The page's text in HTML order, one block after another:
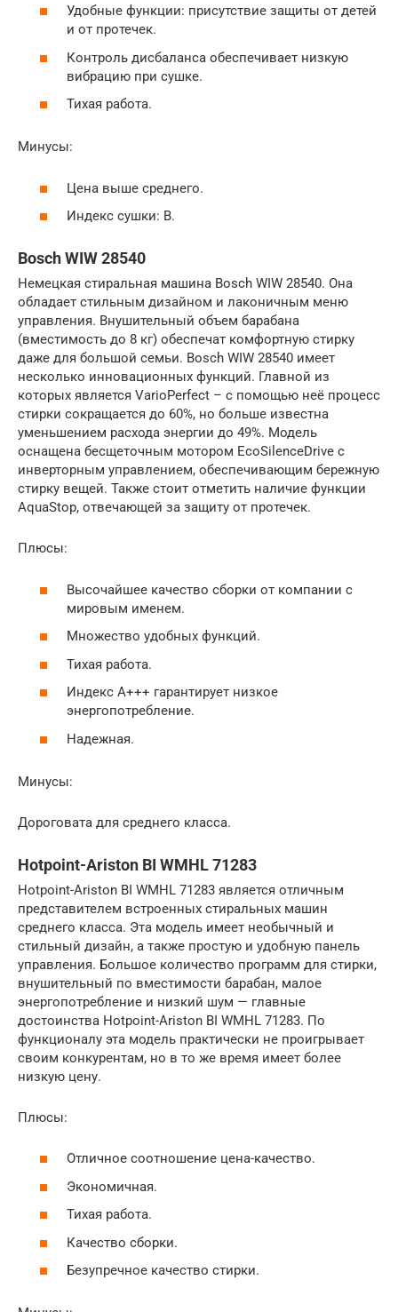
Удобные функции: присутствие защиты от детей
и от протечек.
Контроль дисбаланса обеспечивает низкую
вибрацию при сушке.
Тихая работа.
Минусы:
Цена выше среднего.
Индекс сушки: B.
Bosch WIW 28540
Немецкая стиральная машина Bosch WIW 28540. Она
обладает стильным дизайном и лаконичным меню
управления. Внушительный объем барабана
(вместимость до 8 кг) обеспечат комфортную стирку
даже для большой семьи. Bosch WIW 28540 имеет
несколько инновационных функций. Главной из
которых является VarioPerfect – с помощью неё процесс
стирки сокращается до 60%, но больше известна
уменьшением расхода энергии до 49%. Модель
оснащена бесщеточным мотором EcoSilenceDrive с
инверторным управлением, обеспечивающим бережную
стирку вещей. Также стоит отметить наличие функции
AquaStop, отвечающей за защиту от протечек.
Плюсы:
Высочайшее качество сборки от компании с
мировым именем.
Множество удобных функций.
Тихая работа.
Индекс А+++ гарантирует низкое
энергопотребление.
Надежная.
Минусы:
Дороговата для среднего класса.
Hotpoint-Ariston BI WMHL 71283
Hotpoint-Ariston BI WMHL 71283 является отличным
представителем встроенных стиральных машин
среднего класса. Эта модель имеет необычный и
стильный дизайн, а также простую и удобную панель
управления. Большое количество программ для стирки,
внушительный по вместимости барабан, малое
энергопотребление и низкий шум — главные
достоинства Hotpoint-Ariston BI WMHL 71283. По
функционалу эта модель практически не проигрывает
своим конкурентам, но в то же время имеет более
низкую цену.
Плюсы:
Отличное соотношение цена-качество.
Экономичная.
Тихая работа.
Качество сборки.
Безупречное качество стирки.